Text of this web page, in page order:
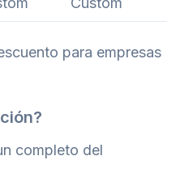
para empresas
completo del